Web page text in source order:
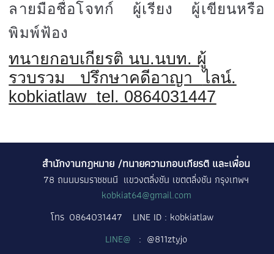
ลายมือชื่อโจทก์ ผู้เรียง ผู้เขียนหรือ
พิมพ์ฟ้อง
ทนายกอบเกียรติ นบ.นบท. ผู้
รวบรวม ปรึกษาคดีอาญาไลน์.
kobkiatlawtel. 0864031447
สำนักงานกฎหมาย /ทนายความกอบเกียรติ และเพื่อน
78 ถนนบรมราชชนนี แขวงตลิ่งชัน เขตตลิ่งชัน กรุงเทพฯ
kobkiat64@gmail.com
โทร 0864031447
LINE ID : kobkiatlaw
LINE@ : @811ztyjo